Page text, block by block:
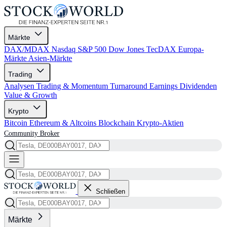
Märkte
DAX/MDAX Nasdaq S&P 500 Dow Jones TecDAX Europa-
Märkte Asien-Märkte
Trading
Analysen Trading & Momentum Turnaround Earnings Dividenden
Value & Growth
Krypto
Bitcoin Ethereum & Altcoins Blockchain Krypto-Aktien
Community Broker
Schließen
Märkte